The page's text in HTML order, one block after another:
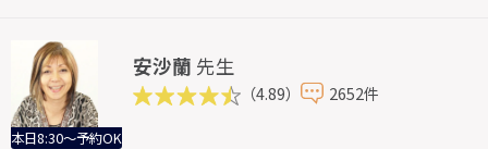
本日8:30～予約OK
安沙蘭 先生
（4.89） 2652件